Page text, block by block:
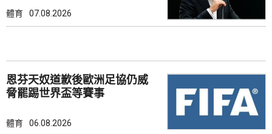
體育 07.08.2026
恩芬天奴道歉後歐洲足協仍威
脅罷踢世界盃等賽事
體育 06.08.2026